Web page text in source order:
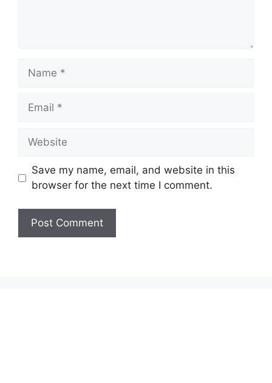
Name
Email
Website
Save my name, email, and website in this
browser for the next time I comment.